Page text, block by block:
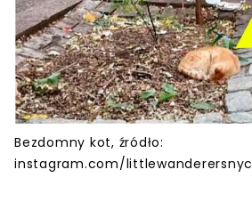
Bezdomny kot, źródło:
instagram.com/littlewanderersnyc